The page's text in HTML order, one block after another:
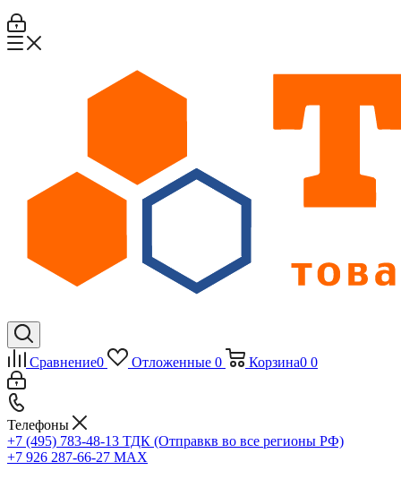
Сравнение0 Отложенные 0 Корзина0 0
Телефоны
+7 (495) 783-48-13 ТДК (Отправкв во все регионы РФ)
+7 926 287-66-27 МАХ